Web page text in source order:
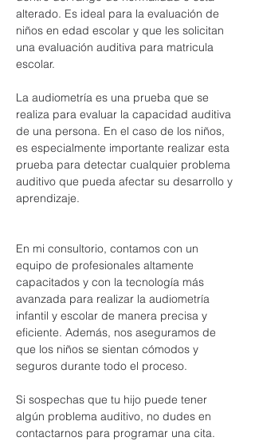
alterado. Es ideal para la evaluación de
niños en edad escolar y que les solicitan
una evaluación auditiva para matricula
escolar.
La audiometría es una prueba que se
realiza para evaluar la capacidad auditiva
de una persona. En el caso de los niños,
es especialmente importante realizar esta
prueba para detectar cualquier problema
auditivo que pueda afectar su desarrollo y
aprendizaje.
En mi consultorio, contamos con un
equipo de profesionales altamente
capacitados y con la tecnología más
avanzada para realizar la audiometría
infantil y escolar de manera precisa y
eficiente. Además, nos aseguramos de
que los niños se sientan cómodos y
seguros durante todo el proceso.
Si sospechas que tu hijo puede tener
algún problema auditivo, no dudes en
contactarnos para programar una cita.